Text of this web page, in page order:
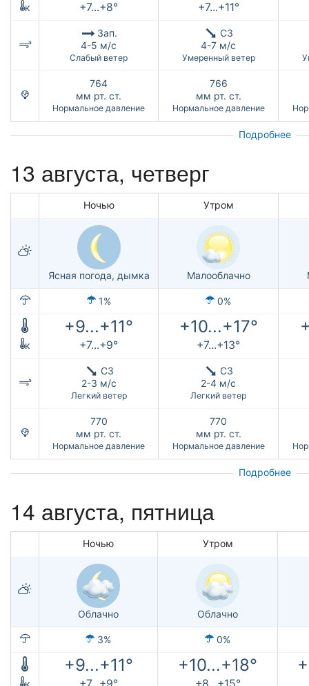
к +7...+8° +7...+11°
Зап.
4-5 м/с
Слабый ветер
СЗ
4-7 м/с
Умеренный ветер
764
мм рт. ст.
Нормальное давление
766
мм рт. ст.
Нормальное давление
Подробнее
13 августа, четверг
Ночью Утром
Ясная погода, дымка Малооблачно
1% 0%
+9...+11° +10...+17°
к +7...+9° +7...+13°
СЗ
2-3 м/с
Легкий ветер
СЗ
2-4 м/с
Легкий ветер
770
мм рт. ст.
Нормальное давление
770
мм рт. ст.
Нормальное давление
Подробнее
14 августа, пятница
Ночью Утром
Облачно Облачно
3% 0%
+9...+11° +10...+18°
к +7...+9° +8...+15°